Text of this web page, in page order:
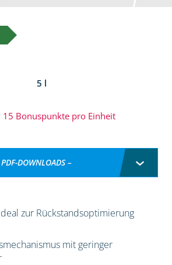
5 l
15 Bonuspunkte pro Einheit
DOWNLOADS –
zur Rückstandsoptimierung
mit geringer